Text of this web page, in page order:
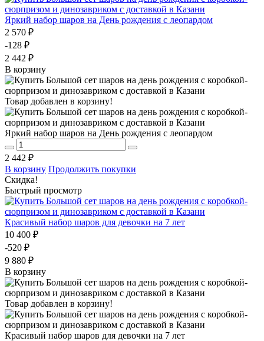
Яркий набор шаров на День рождения с леопардом
2 570 ₽
-128 ₽
2 442 ₽
В корзину
Товар добавлен в корзину!
Яркий набор шаров на День рождения с леопардом
2 442 ₽
В корзину Продолжить покупки
Скидка!
Быстрый просмотр
Красивый набор шаров для девочки на 7 лет
10 400 ₽
-520 ₽
9 880 ₽
В корзину
Товар добавлен в корзину!
Красивый набор шаров для девочки на 7 лет